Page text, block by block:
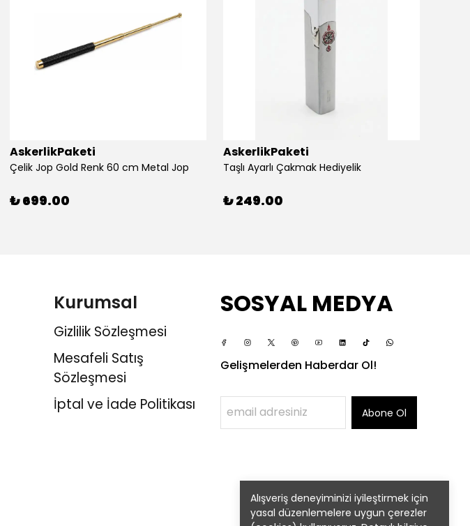
Alışveriş deneyiminizi iyileştirmek için
yasal düzenlemelere uygun çerezler
AskerlikPaketi
Çelik Jop Gold Renk 60 cm Metal Jop
₺ 699.00
AskerlikPaketi
Taşlı Ayarlı Çakmak Hediyelik
₺ 249.00
Kurumsal
Gizlilik Sözleşmesi
Mesafeli Satış
Sözleşmesi
İptal ve İade Politikası
SOSYAL MEDYA
Gelişmelerden Haberdar Ol!
Abone Ol